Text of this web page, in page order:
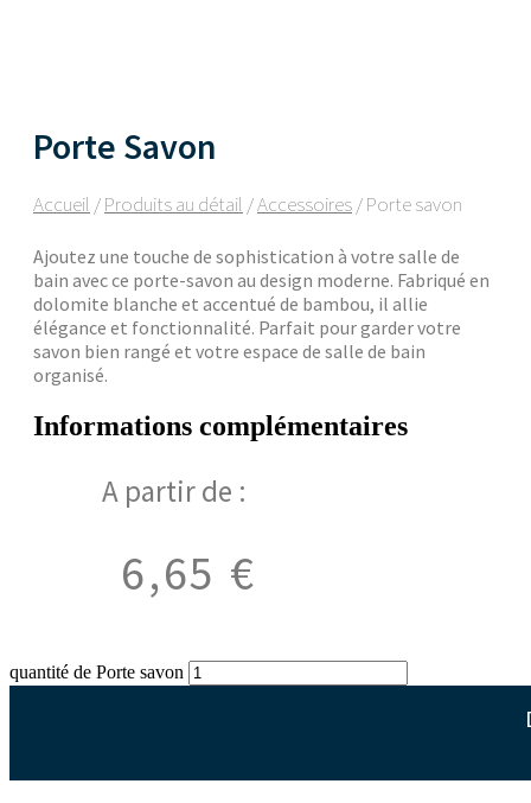
Porte Savon
Accueil /Produits au détail /Accessoires/ Porte savon
Ajoutez une touche de sophistication à votre salle de
bain avec ce porte-savon au design moderne. Fabriqué en
dolomite blanche et accentué de bambou, il allie
élégance et fonctionnalité. Parfait pour garder votre
savon bien rangé et votre espace de salle de bain
organisé.
Informations complémentaires
A partir de :
6,65 €
quantité de Porte savon